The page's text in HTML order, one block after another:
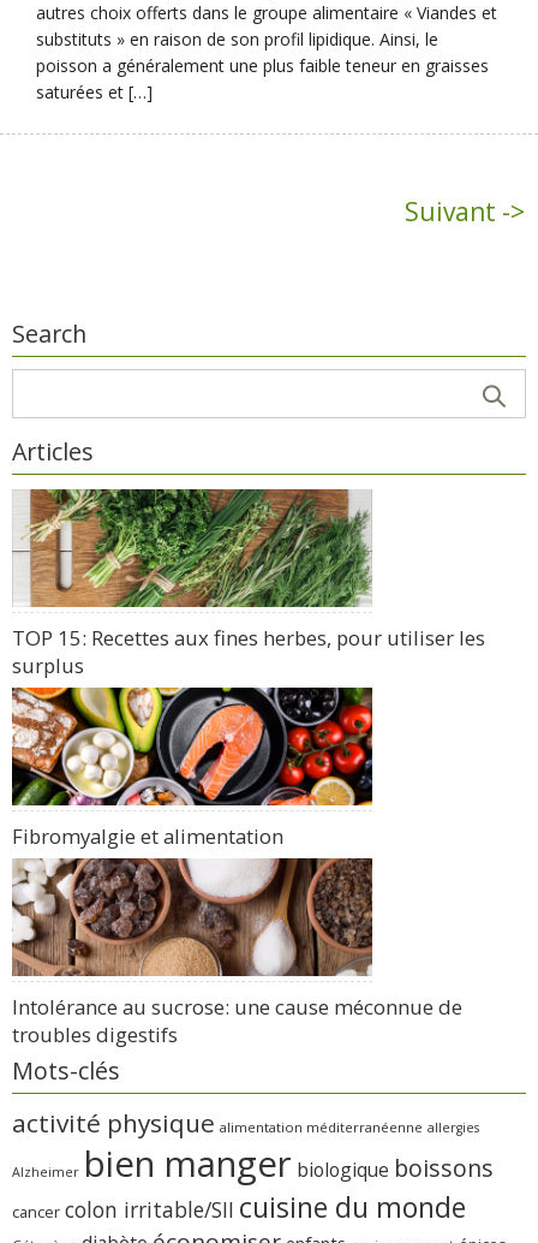
autres choix offerts dans le groupe alimentaire « Viandes et
substituts » en raison de son profil lipidique. Ainsi, le
poisson a généralement une plus faible teneur en graisses
saturées et […]
Suivant ->
Search
Articles
TOP 15: Recettes aux fines herbes, pour utiliser les
surplus
Fibromyalgie et alimentation
Intolérance au sucrose: une cause méconnue de
troubles digestifs
Mots-clés
activité physique alimentation méditerranéenne allergies
Alzheimer bien manger biologique boissons
cancer colon irritable/SII cuisine du monde